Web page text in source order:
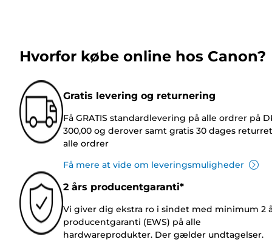
Hvorfor købe online hos Canon?
Gratis levering og returnering
Få GRATIS standardlevering på alle ordrer på
300,00 og derover samt gratis 30 dages
alle ordrer
Få mere at vide om leveringsmuligheder
2 års producentgaranti*
Vi giver dig ekstra ro i sindet med minimum 2
producentgaranti (EWS) på alle
hardwareprodukter. Der gælder undtagelser.